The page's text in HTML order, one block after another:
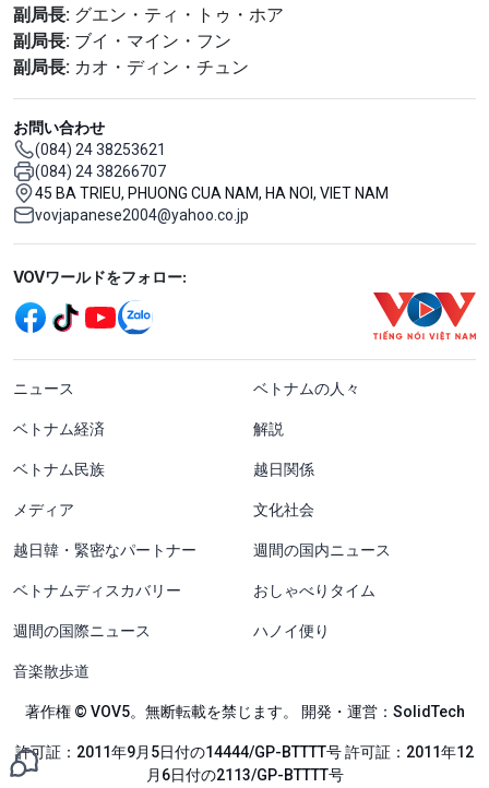
副局長: グエン・ティ・トゥ・ホア
副局長: ブイ・マイン・フン
副局長: カオ・ディン・チュン
お問い合わせ
(084) 24 38253621
(084) 24 38266707
45 BA TRIEU, PHUONG CUA NAM, HA NOI, VIET NAM
vovjapanese2004@yahoo.co.jp
Mạng xã hội
VOVワールドをフォロー:
menu footer tiếng Nhật
ニュース ベトナムの人々
ベトナム経済 解説
ベトナム民族 越日関係
メディア 文化社会
越日韓・緊密なパートナー 週間の国内ニュース
ベトナムディスカバリー おしゃべりタイム
週間の国際ニュース ハノイ便り
音楽散歩道
著作権 © VOV5。無断転載を禁じます。 開発・運営：SolidTech
許可証：2011年9月5日付の14444/GP-BTTTT号 許可証：2011年12
月6日付の2113/GP-BTTTT号